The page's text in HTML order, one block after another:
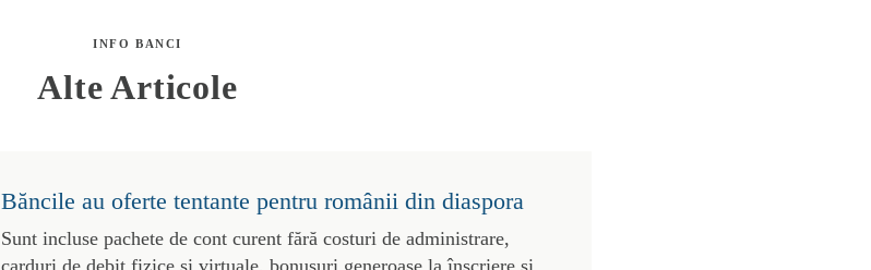
INFO BANCI
Alte Articole
Băncile au oferte tentante pentru românii din diaspora
Sunt incluse pachete de cont curent fără costuri de administrare,
carduri de debit fizice și virtuale, bonusuri generoase la înscriere și